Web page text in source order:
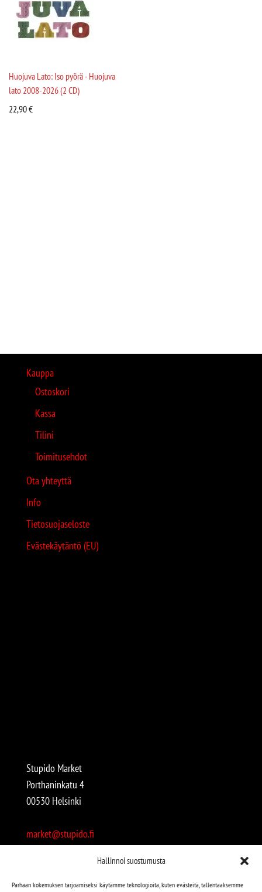
Hallinnoi suostumusta
Parhaan kokemuksen tarjoamiseksi käytämme teknologioita, kuten evästeitä, tallentaaksemme
Huojuva Lato: Iso pyörä - Huojuva
lato 2008-2026 (2 CD)
22,90€
Kauppa
Ostoskori
Kassa
Tilini
Toimitusehdot
Ota yhteyttä
Info
Tietosuojaseloste
Evästekäytäntö (EU)
Stupido Market
Porthaninkatu 4
00530 Helsinki
market@stupido.fi
Avoinna: